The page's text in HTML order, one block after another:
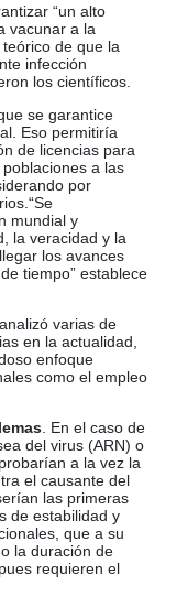
“un alto
vacunar a la
de que la
infección
los científicos.
se garantice
Eso permitiría
de licencias para
a las
por
mundial y
la veracidad y la
los avances
tiempo” establece
varias de
en la actualidad,
enfoque
como el empleo
. En el caso de
del virus (ARN) o
a la vez la
el causante del
las primeras
de estabilidad y
que a su
la duración de
requieren el